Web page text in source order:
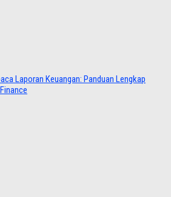
Laporan Keuangan: Panduan Lengkap